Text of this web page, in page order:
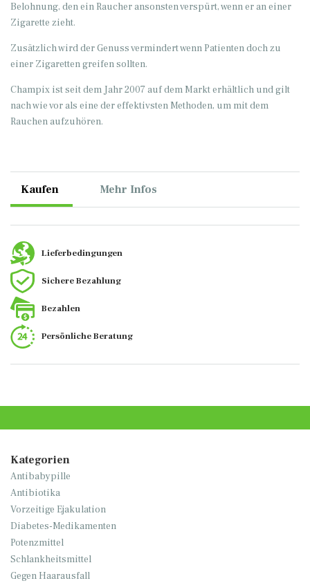
Belohnung, den ein Raucher ansonsten verspürt, wenn er an einer
Zigarette zieht.
Zusätzlich wird der Genuss vermindert wenn Patienten doch zu
einer Zigaretten greifen sollten.
Champix ist seit dem Jahr 2007 auf dem Markt erhältlich und gilt
nach wie vor als eine der effektivsten Methoden, um mit dem
Rauchen aufzuhören.
Kaufen Mehr Infos
Lieferbedingungen
Sichere Bezahlung
Bezahlen
Persönliche Beratung
Kategorien
Antibabypille
Antibiotika
Vorzeitige Ejakulation
Diabetes-Medikamenten
Potenzmittel
Schlankheitsmittel
Gegen Haarausfall